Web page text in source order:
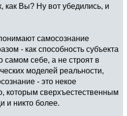
как Вы? Ну вот убедились, и
самосознание
- как способность субъекта
самом себе, а не строят в
моделей реальности,
- это некое
которым сверхъестественным
и никто более.